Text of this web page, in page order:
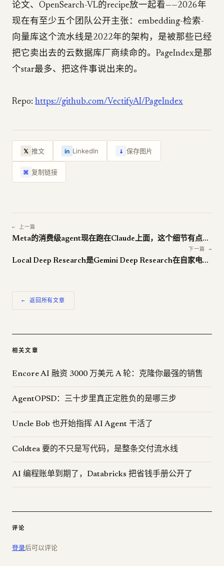
论文、OpenSearch-VL的recipe放一起看——2026年
现在有至少五个团队公开主张：embedding-检索-
向量库这个流水线是2022年的架构，是被那些已经
把它卖出去的云数据库厂商续命的。PageIndex是那
个star最多、把这件事说出来的。
Repo: https://github.com/VectifyAI/PageIndex
𝕏 推文 in LinkedIn ↓ 保存图片
⌘ 复制链接
← 上一篇
Meta的消费级agent现在跑在Claude上面，这个细节有点尴尬
下一篇 →
Local Deep Research是Gemini Deep Research在自家电脑上的开源对手
← 返回所有文章
相关文章
Encore AI 融资 3000 万美元 A 轮：克隆你最强的销售
AgentOPSD：三十步里真正定胜负的是哪三步
Uncle Bob 也开始指挥 AI Agent 干活了
Coldtea 要的不只是写代码，是整条交付流水线
AI 编程账单到期了，Databricks 把省钱手册公开了
评论
登录后可以评论